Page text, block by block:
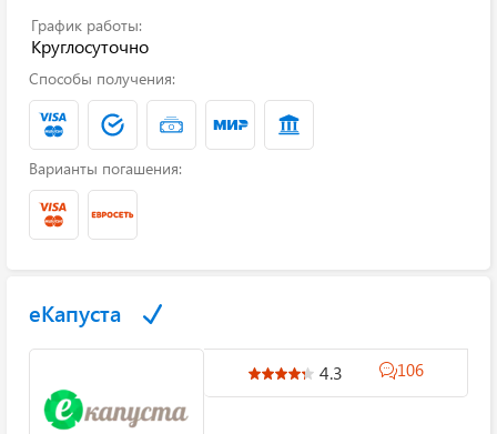
График работы:
Круглосуточно
Способы получения:
Варианты погашения:
еКапуста
4.3 106